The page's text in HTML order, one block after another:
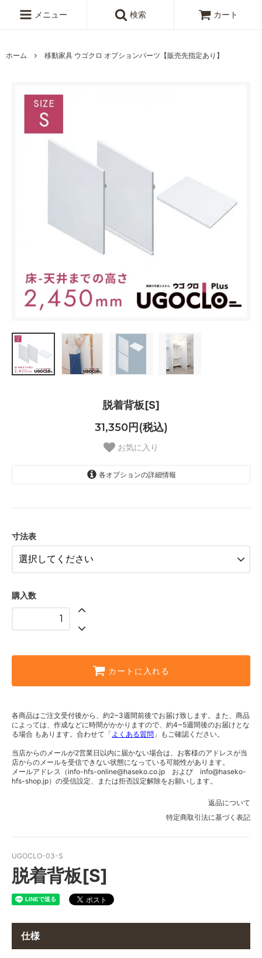
メニュー 検索 カート
ホーム 移動家具 ウゴクロ オプションパーツ【販売先指定あり】
脱着背板[S]
31,350円(税込)
お気に入り
各オプションの詳細情報
H：2450mm × W：690mm
H：2450mm × W：710mm
H：2450mm × W：720mm
H：2450mm × W：730mm
H：2450mm × W：740mm
H：2450mm × W：790mm
H：2450mm × W：830mm
寸法表
購入数
カートに入れる
各商品はご注文受付後から、約2~3週間前後でお届け致します。また、商品
によっては、作成などに時間がかかりますので、約4~5週間後のお届けとな
る場合 もあります。合わせて「 よくある質問 」もご確認ください。
当店からのメールが2営業日以内に届かない場合は、お客様のアドレスが当
店からのメールを受信できない状態になっている可能性があります。
メールアドレス（info-hfs-online@haseko.co.jp および info@haseko-
hfs-shop.jp）の受信設定、または拒否設定解除をお願いします。
返品について
特定商取引法に基づく表記
UGOCLO-03-S
脱着背板[S]
仕様